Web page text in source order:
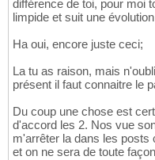
différence de toi, pour moi
limpide et suit une
Ha oui, encore juste ceci;
La tu as raison, mais
présent il faut connaitre le
Du coup une chose est
d'accord les 2. Nos vue
m'arrêter la dans les
et on ne sera de toute